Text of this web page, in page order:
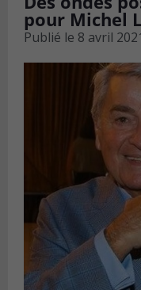
pour Michel
Publié le 8 avril